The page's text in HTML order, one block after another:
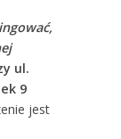
ul.
9
jest